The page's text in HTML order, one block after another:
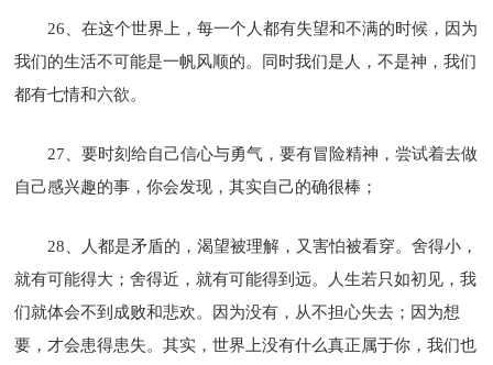
26、在这个世界上，每一个人都有失望和不满的时候，因为
我们的生活不可能是一帆风顺的。同时我们是人，不是神，我们
都有七情和六欲。
27、要时刻给自己信心与勇气，要有冒险精神，尝试着去做
自己感兴趣的事，你会发现，其实自己的确很棒；
28、人都是矛盾的，渴望被理解，又害怕被看穿。舍得小，
就有可能得大；舍得近，就有可能得到远。人生若只如初见，我
们就体会不到成败和悲欢。因为没有，从不担心失去；因为想
要，才会患得患失。其实，世界上没有什么真正属于你，我们也